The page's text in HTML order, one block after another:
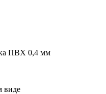
ПВХ 0,4 мм
виде